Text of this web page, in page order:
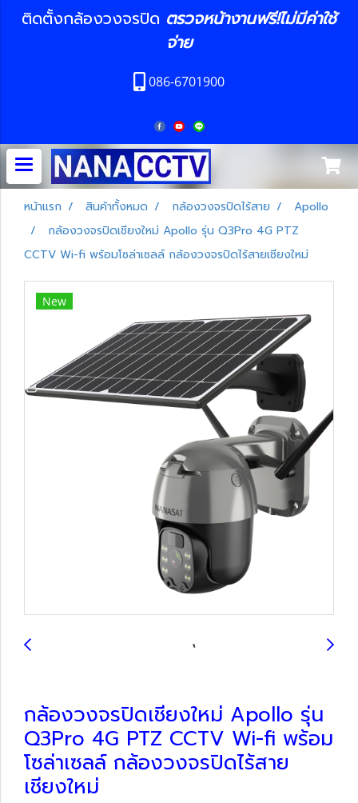
ติดตั้งกล้องวงจรปิด ตรวจหน้างานฟรี!ไม่มีค่าใช้
จ่าย
086-6701900
หน้าแรก สินค้าทั้งหมด กล้องวงจรปิดไร้สาย
Apollo
กล้องวงจรปิดเชียงใหม่ Apollo รุ่น Q3Pro 4G PTZ
CCTV Wi-fi พร้อมโซล่าเซลล์ กล้องวงจรปิดไร้สายเชียงใหม่
New
กล้องวงจรปิดเชียงใหม่ Apollo รุ่น
Q3Pro 4G PTZ CCTV Wi-fi พร้อม
โซล่าเซลล์ กล้องวงจรปิดไร้สาย
เชียงใหม่